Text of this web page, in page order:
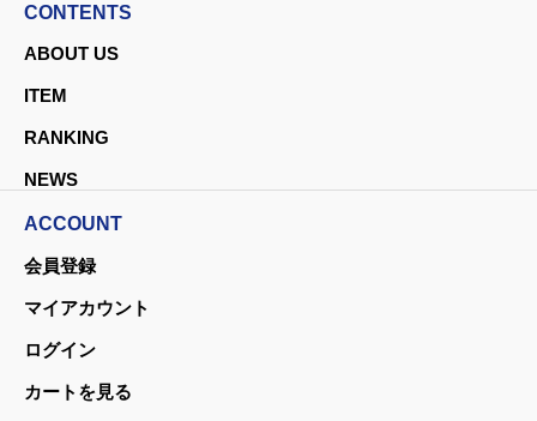
CONTENTS
ABOUT US
ITEM
RANKING
NEWS
ACCOUNT
会員登録
マイアカウント
ログイン
カートを見る